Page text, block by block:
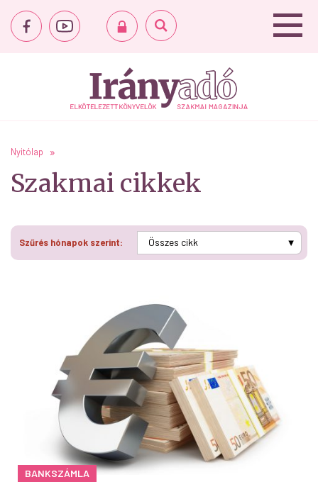
Nyitólap
Szakmai cikkek
Szűrés hónapok szerint:
BANKSZÁMLA